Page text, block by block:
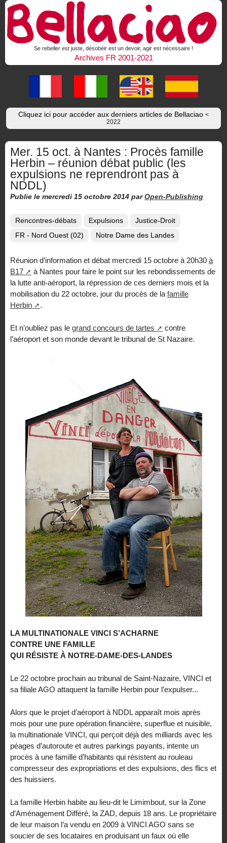
Se rebeller est juste, désobéir est un devoir, agir est nécessaire !
Archives FR 2001-2021
Cliquez ici pour accéder aux derniers articles de Bellaciao <
2022
Mer. 15 oct. à Nantes : Procès famille
Herbin – réunion débat public (les
expulsions ne reprendront pas à
NDDL)
Publie le mercredi 15 octobre 2014 par Open-Publishing
Rencontres-débats Expulsions
Justice-Droit
FR - Nord Ouest (02)
Notre Dame des Landes
Réunion d’information et débat mercredi 15 octobre à 20h30 à
B17
à Nantes pour faire le point sur les rebondissements de
la lutte anti-aéroport, la répression de ces derniers mois et la
mobilisation du 22 octobre, jour du procès de la famille
Herbin
.
Et n’oubliez pas le grand concours de tartes
contre
l’aéroport et son monde devant le tribunal de St Nazaire.
LA MULTINATIONALE VINCI S’ACHARNE
CONTRE UNE FAMILLE
QUI RÉSISTE À NOTRE-DAME-DES-LANDES
Le 22 octobre prochain au tribunal de Saint-Nazaire, VINCI et
sa filiale AGO attaquent la famille Herbin pour l’expulser...
Alors que le projet d’aéroport à NDDL apparaît mois après
mois pour une pure opération financière, superflue et nuisible,
la multinationale VINCI, qui perçoit déjà des milliards avec les
péages d’autoroute et autres parkings payants, intente un
procès à une famille d’habitants qui résistent au rouleau
compresseur des expropriations et des expulsions, des flics et
des huissiers.
La famille Herbin habite au lieu-dit le Limimbout, sur la Zone
d’Aménagement Différé, la ZAD, depuis 18 ans. Le propriétaire
de leur maison l’a vendu en 2009 à VINCI AGO sans se
soucier de ses locataires en produisant un faux où elle